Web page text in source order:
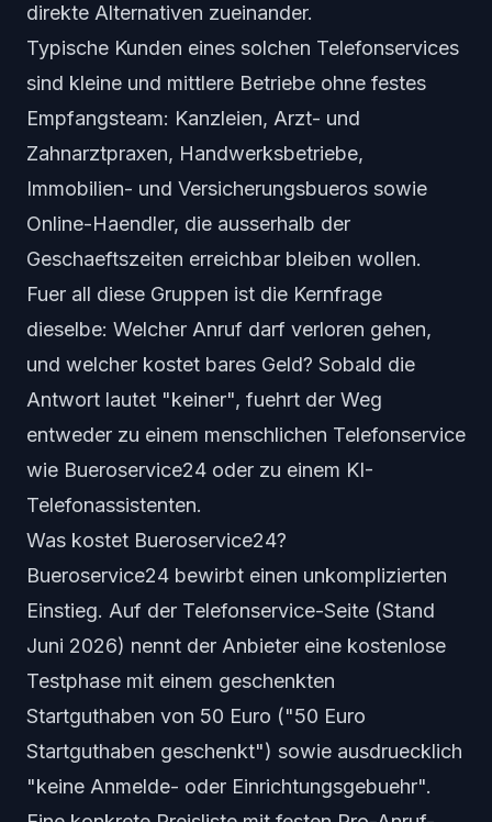
direkte Alternativen zueinander.
Typische Kunden eines solchen Telefonservices
sind kleine und mittlere Betriebe ohne festes
Empfangsteam: Kanzleien, Arzt- und
Zahnarztpraxen, Handwerksbetriebe,
Immobilien- und Versicherungsbueros sowie
Online-Haendler, die ausserhalb der
Geschaeftszeiten erreichbar bleiben wollen.
Fuer all diese Gruppen ist die Kernfrage
dieselbe: Welcher Anruf darf verloren gehen,
und welcher kostet bares Geld? Sobald die
Antwort lautet "keiner", fuehrt der Weg
entweder zu einem menschlichen Telefonservice
wie Bueroservice24 oder zu einem KI-
Telefonassistenten.
Was kostet Bueroservice24?
Bueroservice24 bewirbt einen unkomplizierten
Einstieg. Auf der Telefonservice-Seite (Stand
Juni 2026) nennt der Anbieter eine kostenlose
Testphase mit einem geschenkten
Startguthaben von 50 Euro ("50 Euro
Startguthaben geschenkt") sowie ausdruecklich
"keine Anmelde- oder Einrichtungsgebuehr".